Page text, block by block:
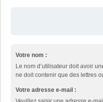
Votre nom :
Le nom d’utilisateur doit avoir
ne doit contenir que des lettres
Votre adresse e-mail :